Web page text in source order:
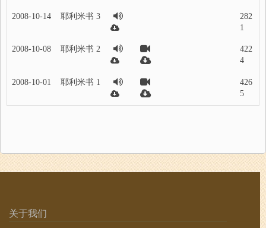
2008-10-14 耶利米书 3
282
1
2008-10-08 耶利米书 2
422
4
2008-10-01 耶利米书 1
426
5
关于我们